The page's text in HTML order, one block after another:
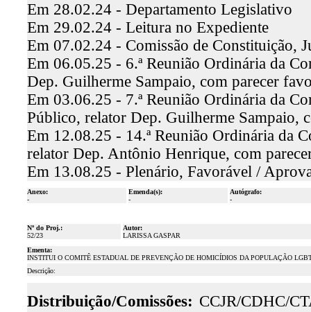
Em 28.02.24 - Departamento Legislativo
Em 29.02.24 - Leitura no Expediente
Em 07.02.24 - Comissão de Constituição,
Em 06.05.25 - 6.ª Reunião Ordinária da
Dep. Guilherme Sampaio, com parecer
Em 03.06.25 - 7.ª Reunião Ordinária da
Público, relator Dep. Guilherme Sampaio,
Em 12.08.25 - 14.ª Reunião Ordinária da
relator Dep. Antônio Henrique, com
Em 13.08.25 - Plenário, Favorável /
Anexo:
-
Emenda(s):
-
Autógrafo:
-
Nº do Proj.:
52/23
Autor:
LARISSA GASPAR
Ementa:
INSTITUI O COMITÊ ESTADUAL DE PREVENÇÃO DE HOMICÍDIOS DA POPULAÇÃO
Descrição:
Distribuição/Comissões: CCJR/CDHC/